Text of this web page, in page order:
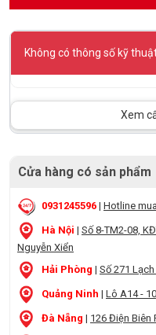
Không có thông số kỹ
Xem
Cửa hàng có sản phẩm
0931245596 | Hotline
Hà Nội | Số 8-TM2-08,
Nguyễn Xiển
Hải Phòng | Số 271
Quảng Ninh | Lô A14 -
Đà Nẵng | 126 Điện Biên